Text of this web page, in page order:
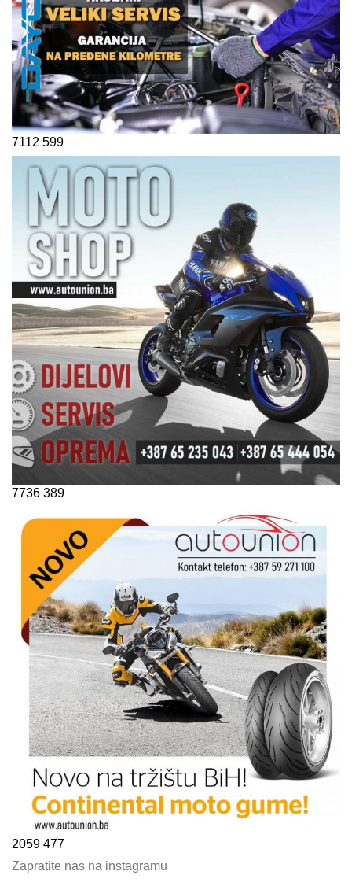
7112 599
7736 389
2059 477
Zapratite nas na instagramu